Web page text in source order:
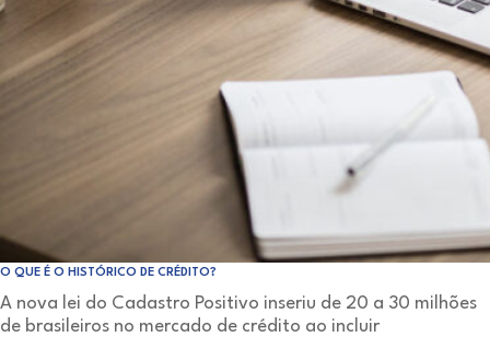
O QUE É O HISTÓRICO DE CRÉDITO?
A nova lei do Cadastro Positivo inseriu de 20 a 30 milhões
de brasileiros no mercado de crédito ao incluir